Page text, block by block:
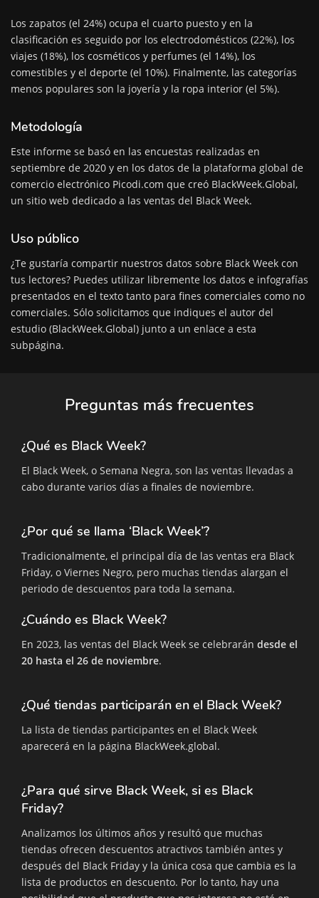
Los zapatos (el 24%) ocupa el cuarto puesto y en la
clasificación es seguido por los electrodomésticos (22%), los
viajes (18%), los cosméticos y perfumes (el 14%), los
comestibles y el deporte (el 10%). Finalmente, las categorías
menos populares son la joyería y la ropa interior (el 5%).
Metodología
Este informe se basó en las encuestas realizadas en
septiembre de 2020 y en los datos de la plataforma global de
comercio electrónico Picodi.com que creó BlackWeek.Global,
un sitio web dedicado a las ventas del Black Week.
Uso público
¿Te gustaría compartir nuestros datos sobre Black Week con
tus lectores? Puedes utilizar libremente los datos e infografías
presentados en el texto tanto para fines comerciales como no
comerciales. Sólo solicitamos que indiques el autor del
estudio (BlackWeek.Global) junto a un enlace a esta
subpágina.
Preguntas más frecuentes
¿Qué es Black Week?
El Black Week, o Semana Negra, son las ventas llevadas a
cabo durante varios días a finales de noviembre.
¿Por qué se llama ‘Black Week’?
Tradicionalmente, el principal día de las ventas era Black
Friday, o Viernes Negro, pero muchas tiendas alargan el
periodo de descuentos para toda la semana.
¿Cuándo es Black Week?
En 2023, las ventas del Black Week se celebrarán desde el
20 hasta el 26 de noviembre.
¿Qué tiendas participarán en el Black Week?
La lista de tiendas participantes en el Black Week
aparecerá en la página BlackWeek.global.
¿Para qué sirve Black Week, si es Black
Friday?
Analizamos los últimos años y resultó que muchas
tiendas ofrecen descuentos atractivos también antes y
después del Black Friday y la única cosa que cambia es la
lista de productos en descuento. Por lo tanto, hay una